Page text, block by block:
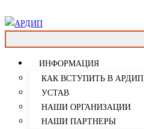
ИНФОРМАЦИЯ
КАК ВСТУПИТЬ В АРДИП
УСТАВ
НАШИ ОРГАНИЗАЦИИ
НАШИ ПАРТНЕРЫ